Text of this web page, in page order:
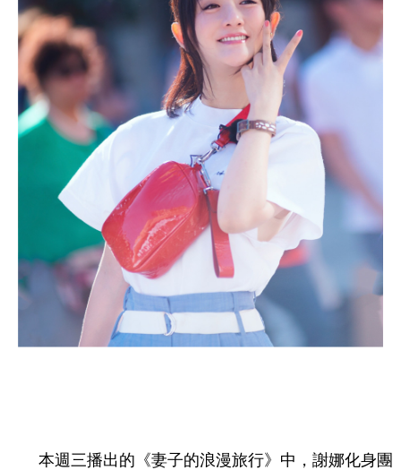
本週三播出的《妻子的浪漫旅行》中，謝娜化身團